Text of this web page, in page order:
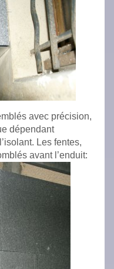
avec précision,
dépendant
Les fentes,
avant l’enduit: